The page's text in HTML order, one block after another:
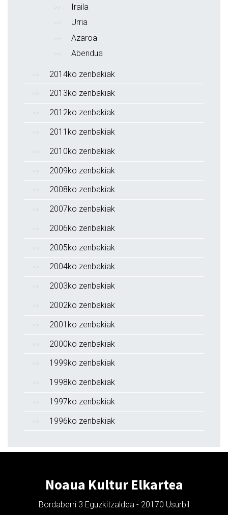
Iraila
Urria
Azaroa
Abendua
2014ko zenbakiak
2013ko zenbakiak
2012ko zenbakiak
2011ko zenbakiak
2010ko zenbakiak
2009ko zenbakiak
2008ko zenbakiak
2007ko zenbakiak
2006ko zenbakiak
2005ko zenbakiak
2004ko zenbakiak
2003ko zenbakiak
2002ko zenbakiak
2001ko zenbakiak
2000ko zenbakiak
1999ko zenbakiak
1998ko zenbakiak
1997ko zenbakiak
1996ko zenbakiak
Noaua Kultur Elkartea
Bordaberri 3 Eguzkitzaldea - 20170 Usurbil